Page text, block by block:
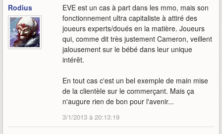
Rodius
EVE est un cas à part dans les mmo, mais son
fonctionnement ultra capitaliste à attiré des
joueurs experts/doués en la matière. Joueurs
qui, comme dit très justement Cameron, veillent
jalousement sur le bébé dans leur unique
intérêt.
En tout cas c'est un bel exemple de main mise
de la clientèle sur le commerçant. Mais ça
n'augure rien de bon pour l'avenir...
3/1/2013 à 20:13:19